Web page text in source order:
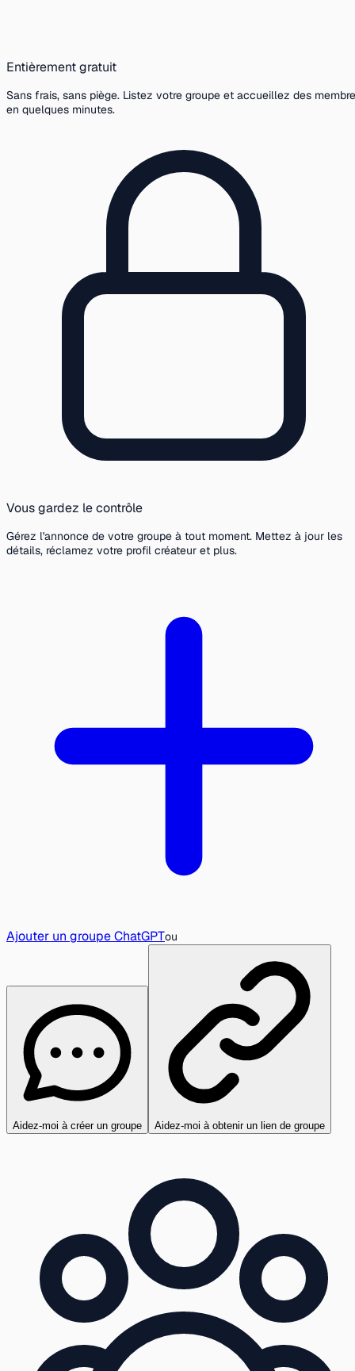
Entièrement gratuit
Sans frais, sans piège. Listez votre groupe et accueillez des
en quelques minutes.
Vous gardez le contrôle
Gérez l'annonce de votre groupe à tout moment. Mettez à jour les
détails, réclamez votre profil créateur et plus.
Ajouter un groupe ChatGPTou
Aidez-moi à créer un groupe Aidez-moi à obtenir un lien de groupe